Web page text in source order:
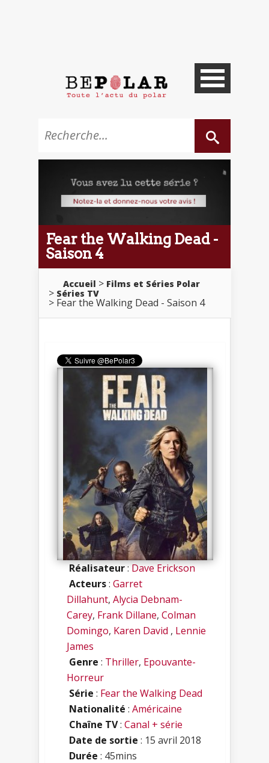
Fear the Walking Dead -
Saison 4
Accueil
Films et Séries Polar
Séries TV
Fear the Walking Dead - Saison 4
Réalisateur:Dave Erickson
Acteurs: Garret
Dillahunt, Alycia Debnam-
Carey, Frank Dillane, Colman
Domingo, Karen David , Lennie
James
Genre : Thriller, Epouvante-
Horreur
Série : Fear the Walking Dead
Nationalité : Américaine
Chaîne TV: Canal + série
Date de sortie : 15 avril 2018
Durée : 45mins